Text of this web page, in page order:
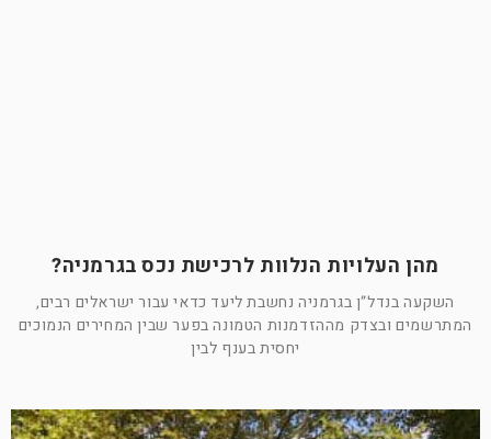
מהן העלויות הנלוות לרכישת נכס בגרמניה?
השקעה בנדל”ן בגרמניה נחשבת ליעד כדאי עבור ישראלים רבים,
המתרשמים ובצדק מההזדמנות הטמונה בפער שבין המחירים הנמוכים
יחסית בענף לבין